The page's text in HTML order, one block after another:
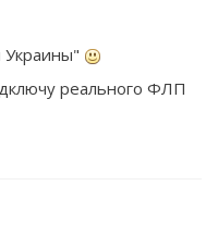
реального ФЛП